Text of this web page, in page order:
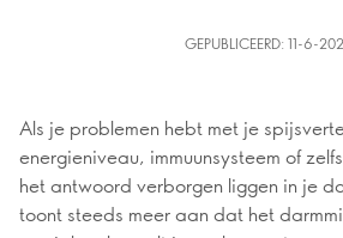
GEPUBLICEERD: 11-6-
Als je problemen hebt met je
energieniveau, immuunsysteem of
het antwoord verborgen liggen in je
toont steeds meer aan dat het